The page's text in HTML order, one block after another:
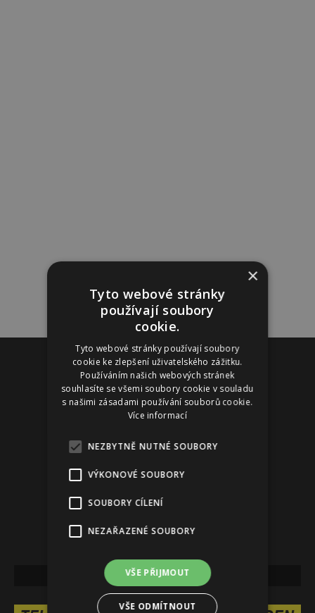
Reklama
NEJNOVĚJŠÍ VYDÁNÍ
×
Tyto webové stránky
používají soubory
cookie.
Tyto webové stránky používají soubory
cookie ke zlepšení uživatelského zážitku.
Používáním našich webových stránek
souhlasíte se všemi soubory cookie v souladu
s našimi zásadami používání souborů cookie.
Více informací
NEZBYTNĚ NUTNÉ SOUBORY
VÝKONOVÉ SOUBORY
SOUBORY CÍLENÍ
NEZAŘAZENÉ SOUBORY
VŠE PŘIJMOUT
VŠE ODMÍTNOUT